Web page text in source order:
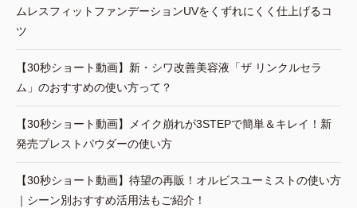
ムレスフィットファンデーションUVをくずれにくく仕上げるコ
ツ
【30秒ショート動画】新・シワ改善美容液「ザ リンクルセラ
ム」のおすすめの使い方って？
【30秒ショート動画】メイク崩れが3STEPで簡単＆キレイ！新
発売プレストパウダーの使い方
【30秒ショート動画】待望の再販！オルビスユーミストの使い方
｜シーン別おすすめ活用法もご紹介！